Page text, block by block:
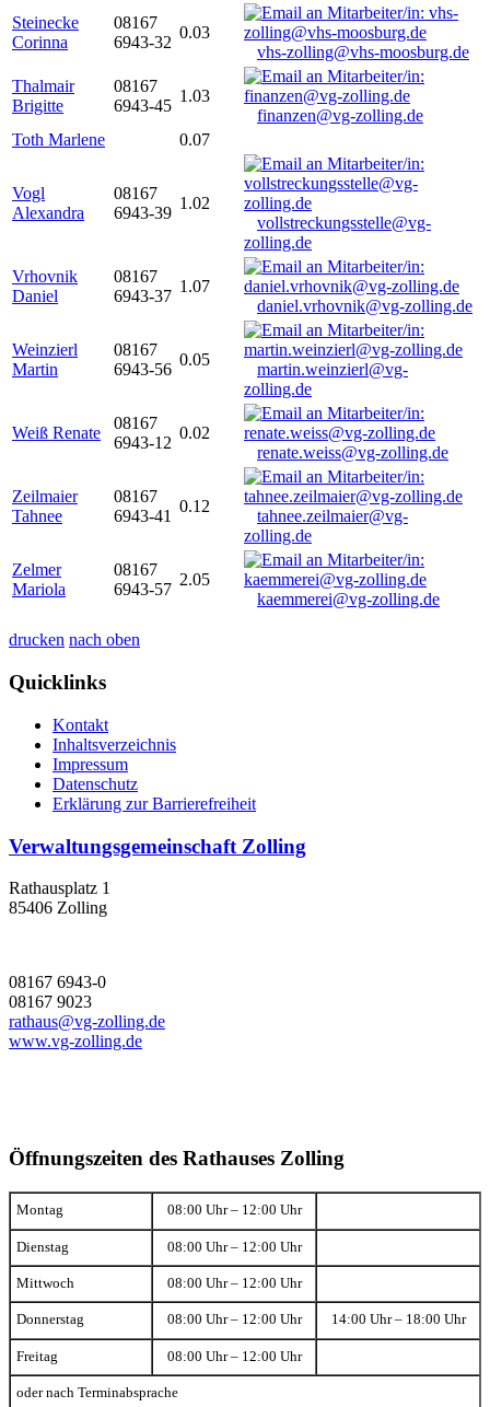
Steinecke
Corinna
08167
6943-32
0.03
vhs-zolling@vhs-moosburg.de
Thalmair
Brigitte
08167
6943-45
1.03
finanzen@vg-zolling.de
Toth Marlene
0.07
Vogl
Alexandra
08167
6943-39
1.02
vollstreckungsstelle@vg-
zolling.de
Vrhovnik
Daniel
08167
6943-37
1.07
daniel.vrhovnik@vg-zolling.de
Weinzierl
Martin
08167
6943-56
0.05
martin.weinzierl@vg-
zolling.de
Weiß Renate
08167
6943-12
0.02
renate.weiss@vg-zolling.de
Zeilmaier
Tahnee
08167
6943-41
0.12
tahnee.zeilmaier@vg-
zolling.de
Zelmer
Mariola
08167
6943-57
2.05
kaemmerei@vg-zolling.de
drucken nach oben
Quicklinks
Kontakt
Inhaltsverzeichnis
Impressum
Datenschutz
Erklärung zur Barrierefreiheit
Verwaltungsgemeinschaft Zolling
Rathausplatz 1
85406 Zolling
08167 6943-0
08167 9023
rathaus@vg-zolling.de
www.vg-zolling.de
Öffnungszeiten des Rathauses Zolling
Montag 08:00 Uhr – 12:00 Uhr
Dienstag 08:00 Uhr – 12:00 Uhr
Mittwoch 08:00 Uhr – 12:00 Uhr
Donnerstag 08:00 Uhr – 12:00 Uhr 14:00 Uhr – 18:00 Uhr
Freitag 08:00 Uhr – 12:00 Uhr
oder nach Terminabsprache